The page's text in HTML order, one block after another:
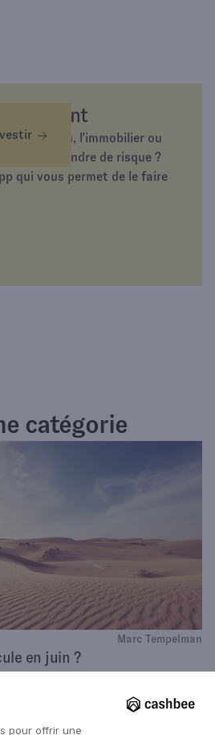
l’or, la tech, l'immobilier ou
sans prendre de risque ?
qui vous permet de le faire
catégorie
Marc Tempelman
en juin ?
sont en train d'être battus,
question de l'impact économique
d'autant plus que celle-ci a lieu